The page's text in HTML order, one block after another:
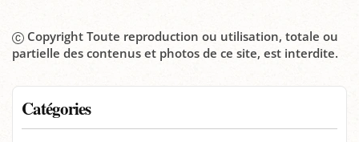
Catégories
Copyright Toute reproduction ou utilisation, totale ou
partielle des contenus et photos de ce site, est interdite.